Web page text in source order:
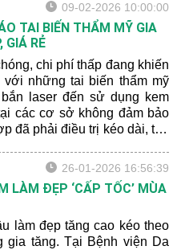
09-02-2026 10:00:00
TAI BIẾN THẨM MỸ GIA
GIÁ RẺ
chi phí thấp đang khiến
những tai biến thẩm mỹ
laser đến sử dụng kem
các cơ sở không đảm bảo
đã phải điều trị kéo dài, tốn
26-01-2026 16:56:39
LÀM ĐẸP ‘CẤP TỐC’ MÙA
làm đẹp tăng cao kéo theo
gia tăng. Tại Bệnh viện Da